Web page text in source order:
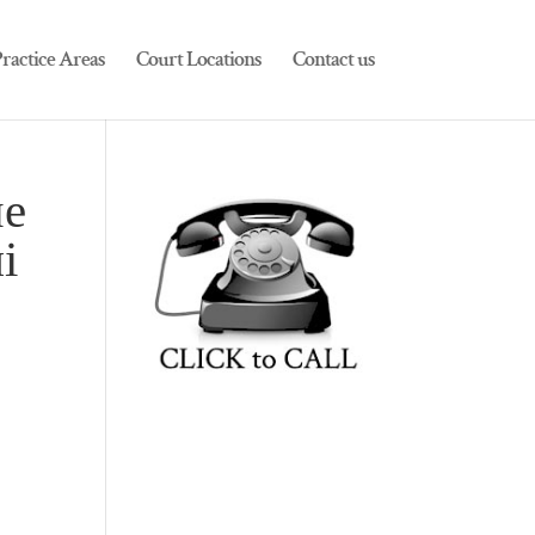
Areas Court Locations Contact us